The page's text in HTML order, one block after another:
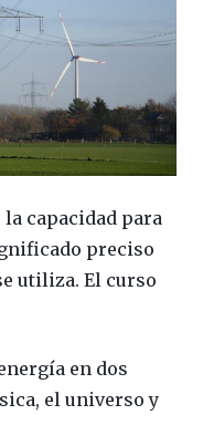
capacidad para
preciso
utiliza. El curso
en dos
el universo y